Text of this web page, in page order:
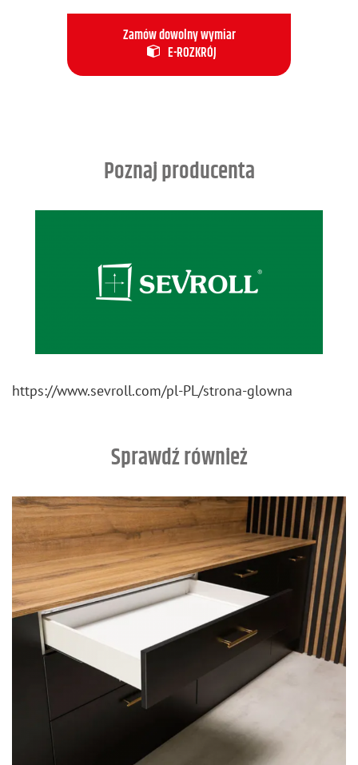
Zamów dowolny wymiar
E-ROZKRÓJ
Poznaj producenta
https://​www.​sevroll.​com/​pl-​PL/​strona-​glowna
Sprawdź również